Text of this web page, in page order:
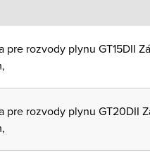
pre rozvody plynu GT15DII
pre rozvody plynu GT20DII